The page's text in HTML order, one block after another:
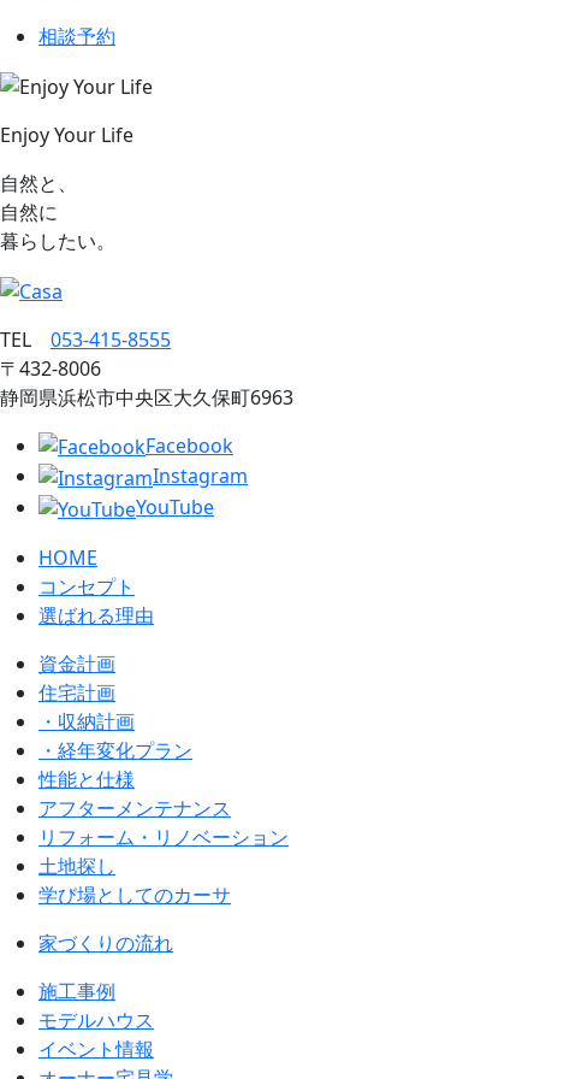
相談予約
Enjoy Your Life
自然と、
自然に
暮らしたい。
TEL 053‐415‐8555
〒432‐8006
静岡県浜松市中央区大久保町6963
Facebook
Instagram
YouTube
HOME
コンセプト
選ばれる理由
資金計画
住宅計画
・収納計画
・経年変化プラン
性能と仕様
アフターメンテナンス
リフォーム・リノベーション
土地探し
学び場としてのカーサ
家づくりの流れ
施工事例
モデルハウス
イベント情報